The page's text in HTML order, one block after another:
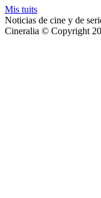
Mis tuits
Noticias de cine y de
Cineralia © Copyright